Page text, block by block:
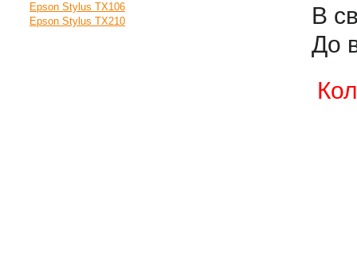
Epson Stylus TX106
Epson Stylus TX210
В
До